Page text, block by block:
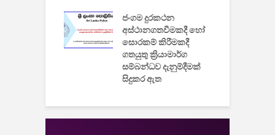
ජංගම දුරකථන
අස්ථානගතවීමකදී හෝ
සොරකම් කිරීමකදී
ගතයුතු ක්‍රියාමාර්ග
සම්බන්ධව දැනුම්දීමක්
සිදුකර ඇත